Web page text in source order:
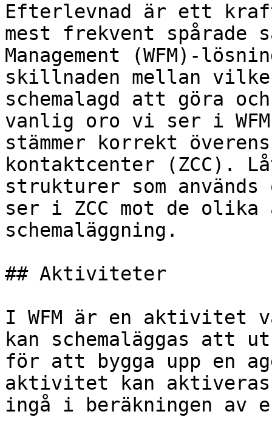
Efterlevnad är ett
mest frekvent spårade
Management (WFM)-
skillnaden mellan
schemalagd att göra
vanlig oro vi ser i
stämmer korrekt
kontaktcenter (ZCC).
strukturer som används
ser i ZCC mot de
schemaläggning.
## Aktiviteter
I WFM är en aktivitet
kan schemaläggas att
för att bygga upp en
aktivitet kan
ingå i beräkningen av